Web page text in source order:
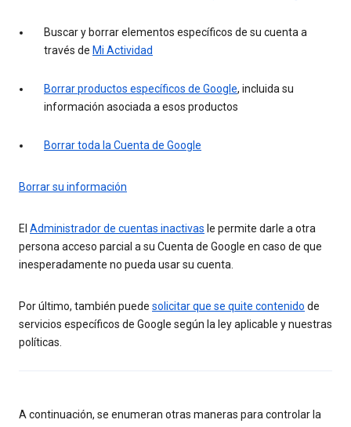
Buscar y borrar elementos específicos de su cuenta a
través de Mi Actividad
Borrar productos específicos de Google, incluida su
información asociada a esos productos
Borrar toda la Cuenta de Google
Borrar su información
El Administrador de cuentas inactivas le permite darle a otra
persona acceso parcial a su Cuenta de Google en caso de que
inesperadamente no pueda usar su cuenta.
Por último, también puede solicitar que se quite contenido de
servicios específicos de Google según la ley aplicable y nuestras
políticas.
A continuación, se enumeran otras maneras para controlar la